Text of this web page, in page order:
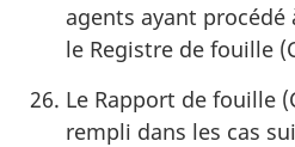
agents ayant
le Registre de fouille
Le Rapport de fouille
rempli dans les cas